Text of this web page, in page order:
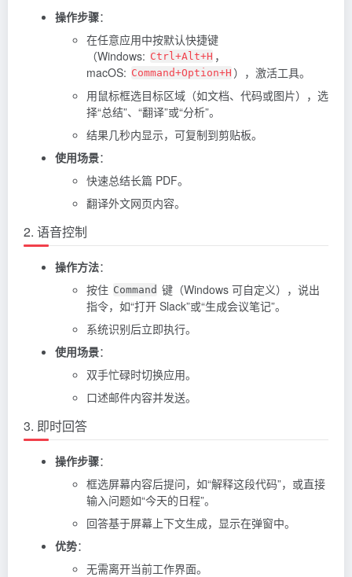
操作步骤：
在任意应用中按默认快捷键
（Windows: Ctrl+Alt+H ，
macOS: Command+Option+H ），激活工具。
用鼠标框选目标区域（如文档、代码或图片），选
择“总结”、“翻译”或“分析”。
结果几秒内显示，可复制到剪贴板。
使用场景：
快速总结长篇 PDF。
翻译外文网页内容。
2. 语音控制
操作方法：
按住 Command 键（Windows 可自定义），说出
指令，如“打开 Slack”或“生成会议笔记”。
系统识别后立即执行。
使用场景：
双手忙碌时切换应用。
口述邮件内容并发送。
3. 即时回答
操作步骤：
框选屏幕内容后提问，如“解释这段代码”，或直接
输入问题如“今天的日程”。
回答基于屏幕上下文生成，显示在弹窗中。
优势：
无需离开当前工作界面。